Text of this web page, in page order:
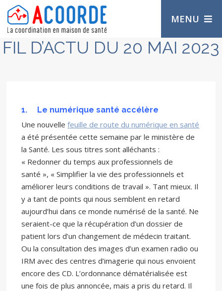
MENU
FIL D’ACTU DU 20 MAI 2023
1. Le numérique santé accélère
Une nouvellefeuille de route du numérique en santé
a été présentée cette semaine par le ministère de
la Santé. Les sous titres sont alléchants :
« Redonner du temps aux professionnels de
santé », « Simplifier la vie des professionnels et
améliorer leurs conditions de travail ». Tant mieux. Il
y a tant de points qui nous semblent en retard
aujourd’hui dans ce monde numérisé de la santé. Ne
seraient-ce que la récupération d’un dossier de
patient lors d’un changement de médecin traitant.
Ou la consultation des images d’un examen radio ou
IRM avec des centres d’imagerie qui nous envoient
encore des CD. L’ordonnance dématérialisée est
une fois de plus annoncée, mais a pris du retard. Il